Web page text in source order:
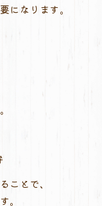
になります。
ことで、
。